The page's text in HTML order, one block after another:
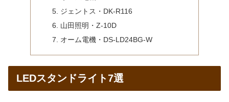
ジェントス・DK-R116
山田照明・Z-10D
オーム電機・DS-LD24BG-W
LEDスタンドライト7選